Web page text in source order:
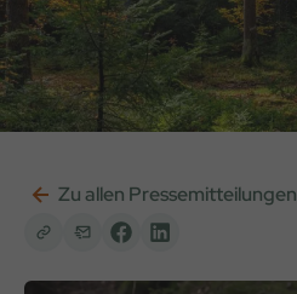
Zu allen Pressemitteilungen